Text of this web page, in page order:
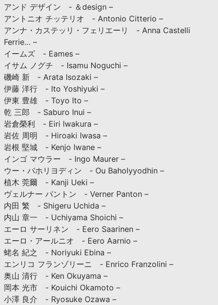
アンド デザイン - ＆design –
アントニオ チッテリオ - Antonio Citterio –
アンナ・カステッリ・フェリエーリ - Anna Castelli
Ferrie… –
イームズ - Eames –
イサム ノグチ - Isamu Noguchi –
磯崎 新 - Arata Isozaki –
伊藤 洋行 - Ito Yoshiyuki –
伊東 豊雄 - Toyo Ito –
乾 三郎 - Saburo Inui –
岩倉榮利 - Eiri Iwakura –
岩佐 周明 - Hiroaki Iwasa –
岩根 堅城 - Kenjo Iwane –
インゴ マウラー - Ingo Maurer –
ウー・バホリヨディン - Ou Baholyyodhin –
植木 莞爾 - Kanji Ueki –
ヴェルナー パントン - Verner Panton –
内田 繁 - Shigeru Uchida –
内山 章一 - Uchiyama Shoichi –
エーロ サーリネン - Eero Saarinen –
エーロ・アールニオ - Eero Aarnio –
蛯名 紀之 - Noriyuki Ebina –
エンリコ フランゾリーニ - Enrico Franzolini –
奥山 清行 - Ken Okuyama –
岡本 光市 - Kouichi Okamoto –
小澤 良介 - Ryosuke Ozawa –